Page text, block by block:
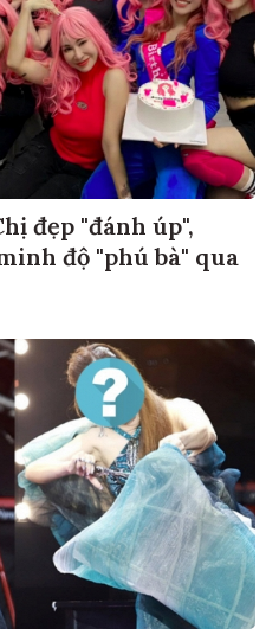
đẹp "đánh úp",
độ "phú bà" qua